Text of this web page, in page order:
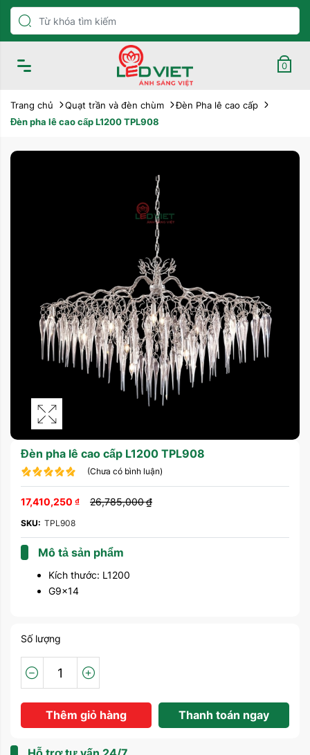
0
Trang chủ Quạt trần và đèn chùm
Đèn Pha lê cao cấp
Đèn pha lê cao cấp L1200 TPL908
Đèn pha lê cao cấp L1200 TPL908
(Chưa có bình luận)
17,410,250 ₫ 26,785,000₫
SKU: TPL908
Mô tả sản phẩm
Kích thước: L1200
G9x14
Số lượng
Thêm giỏ hàng Thanh toán ngay